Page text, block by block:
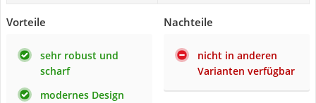
Vorteile
sehr robust und
scharf
modernes Design
Nachteile
nicht in anderen
Varianten verfügbar